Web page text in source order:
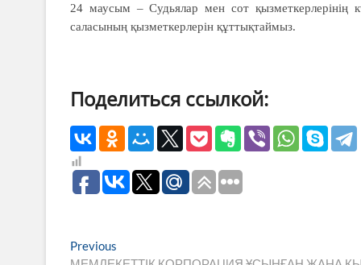
24 маусым – Судьялар мен сот қызметкерлерінің
саласының қызмет­керлерін құттықтаймыз.
Поделиться ссылкой:
Навигация
Previous